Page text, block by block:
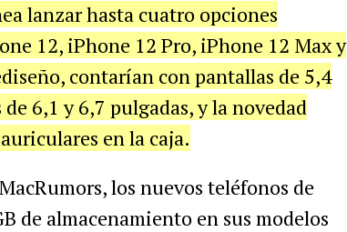
lanzar hasta cuatro opciones
12, iPhone 12 Pro, iPhone 12 Max y
contarían con pantallas de 5,4
6,1 y 6,7 pulgadas, y la novedad
en la caja.
los nuevos teléfonos de
de almacenamiento en sus modelos